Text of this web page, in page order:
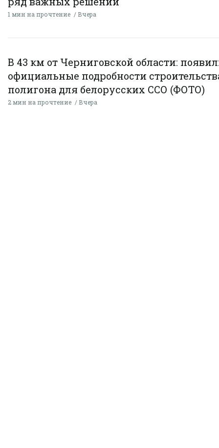
1 мин на прочтение Вчера
В 43 км от Черниговской области:
официальные подробности
полигона для белорусских ССО (ФОТО)
2 мин на прочтение Вчера